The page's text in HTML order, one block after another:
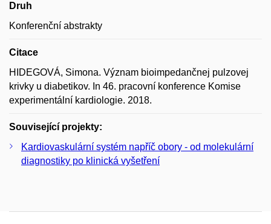
Druh
Konferenční abstrakty
Citace
HIDEGOVÁ, Simona. Význam bioimpedančnej pulzovej
krivky u diabetikov. In 46. pracovní konference Komise
experimentální kardiologie. 2018.
Související projekty:
Kardiovaskulární systém napříč obory - od molekulární
diagnostiky po klinická vyšetření